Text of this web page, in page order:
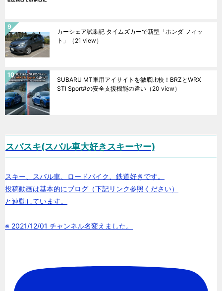
カーシェア試乗記 タイムズカーで新型「ホンダ フィッ
ト」
（21 view）
SUBARU MT車用アイサイトを徹底比較！BRZとWRX
STI Sport#の安全支援機能の違い （20 view）
スバスキ(スバル車大好きスキーヤー)
スキー、スバル車、ロードバイク、鉄道好きです。
投稿動画は基本的にブログ（下記リンク参照ください）
と連動しています。
※ 2021/12/01 チャンネル名変えました。